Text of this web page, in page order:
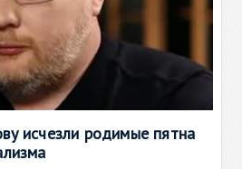
исчезли родимые пятна